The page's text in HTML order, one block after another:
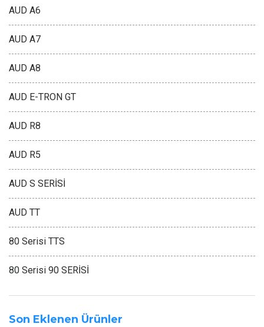
AUD A6
AUD A7
AUD A8
AUD E-TRON GT
AUD R8
AUD R5
AUD S SERİSİ
AUD TT
80 Serisi TTS
80 Serisi 90 SERİSİ
Son Eklenen Ürünler